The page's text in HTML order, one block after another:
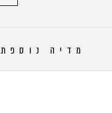
מדיה נוספת